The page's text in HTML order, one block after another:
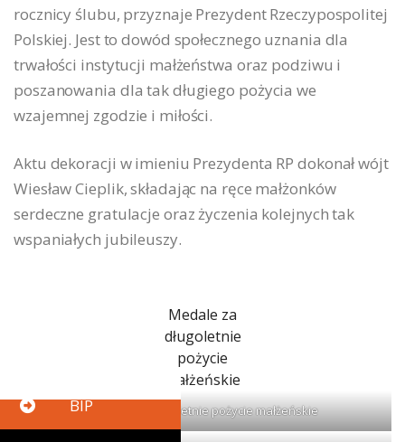
rocznicy ślubu, przyznaje Prezydent Rzeczypospolitej
Polskiej. Jest to dowód społecznego uznania dla
trwałości instytucji małżeństwa oraz podziwu i
poszanowania dla tak długiego pożycia we
wzajemnej zgodzie i miłości.
Aktu dekoracji w imieniu Prezydenta RP dokonał wójt
Wiesław Cieplik, składając na ręce małżonków
serdeczne gratulacje oraz życzenia kolejnych tak
wspaniałych jubileuszy.
Medale za
długoletnie
pożycie
małżeńskie
Medale za długoletnie pożycie małżeńskie
Button
BIP